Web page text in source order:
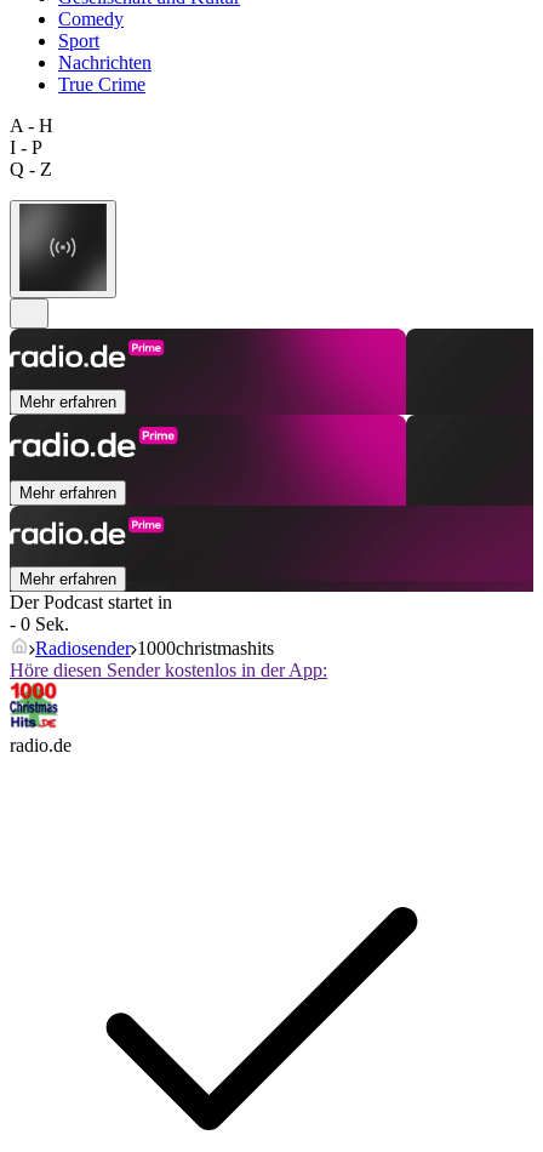
Comedy
Sport
Nachrichten
True Crime
A - H
I - P
Q - Z
Mehr erfahren
Mehr erfahren
Mehr erfahren
Der Podcast startet in
- 0 Sek.
Radiosender 1000christmashits
Höre diesen Sender kostenlos in der App:
radio.de